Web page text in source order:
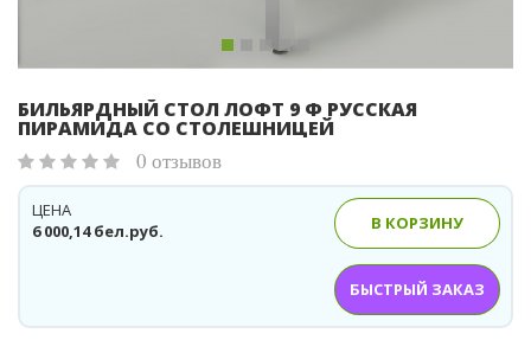
БИЛЬЯРДНЫЙ СТОЛ ЛОФТ 9 Ф РУССКАЯ
ПИРАМИДА СО СТОЛЕШНИЦЕЙ
0 отзывов
6 000,14 бел.руб.
ЦЕНА
В КОРЗИНУ
БЫСТРЫЙ ЗАКАЗ